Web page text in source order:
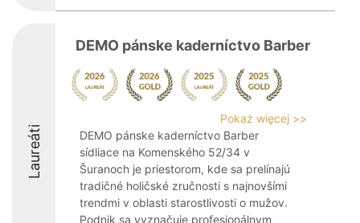
Laureáti
DEMO pánske kaderníctvo Barber
Pokaż więcej >>
DEMO pánske kaderníctvo Barber
sídliace na Komenského 52/34 v
Šuranoch je priestorom, kde sa prelínajú
tradičné holičské zručnosti s najnovšími
trendmi v oblasti starostlivosti o mužov.
Podnik sa vyznačuje profesionálnym